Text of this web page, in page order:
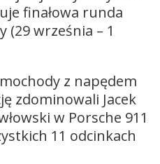
finałowa runda
(29 września – 1
z napędem
zdominowali Jacek
w Porsche 911
11 odcinkach